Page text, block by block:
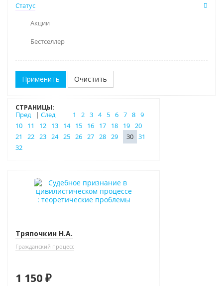
Статус
Акции
Бестселлер
Очистить
СТРАНИЦЫ:
Пред
| След 1 2 3 4 5 6 7 8 9
10
11 12 13 14 15 16 17 18 19 20
21
22 23 24 25 26 27 28 29 30 31
32
Новинка
Тряпочкин Н.А.
Гражданский процесс
1 150 ₽